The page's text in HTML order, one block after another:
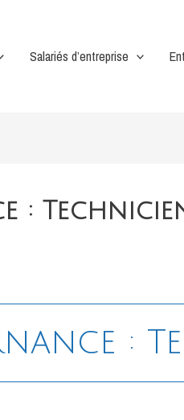
Salariés d’entreprise
:
: